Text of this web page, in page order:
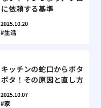
に依頼する基準
2025.10.20
生活
キッチンの蛇口からポタ
ポタ！その原因と直し方
2025.10.07
家